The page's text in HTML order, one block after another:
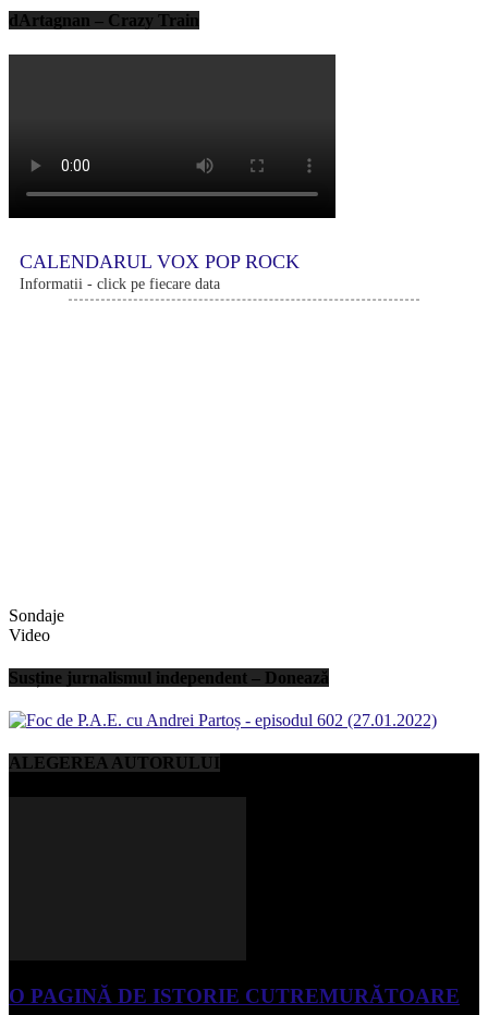
dArtagnan – Crazy Train
CALENDARUL VOX POP ROCK
Informatii - click pe fiecare data
Sondaje
Video
Susține jurnalismul independent – Donează
ALEGEREA AUTORULUI
O PAGINĂ DE ISTORIE CUTREMURĂTOARE